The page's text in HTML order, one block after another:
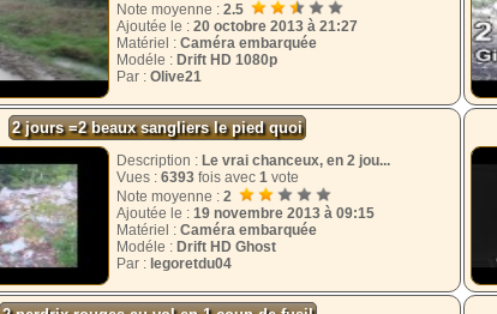
Note moyenne : 2.5
Ajoutée le : 20 octobre 2013 à 21:27
Matériel : Caméra embarquée
Modéle : Drift HD 1080p
Par : Olive21
2 jours =2 beaux sangliers le pied quoi
Description : Le vrai chanceux, en 2 jou...
Vues : 6393 fois avec 1 vote
Note moyenne : 2
Ajoutée le : 19 novembre 2013 à 09:15
Matériel : Caméra embarquée
Modéle : Drift HD Ghost
Par : legoretdu04